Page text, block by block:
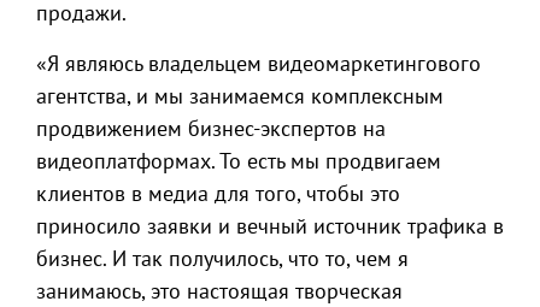
продажи.
«Я являюсь владельцем видеомаркетингового
агентства, и мы занимаемся комплексным
продвижением бизнес-экспертов на
видеоплатформах. То есть мы продвигаем
клиентов в медиа для того, чтобы это
приносило заявки и вечный источник трафика в
бизнес. И так получилось, что то, чем я
занимаюсь, это настоящая творческая